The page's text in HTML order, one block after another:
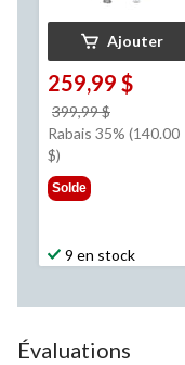
Ajouter
259,99 $
399,99 $
était
Rabais 35% (140.00
$)
Solde
9 en stock
Évaluations